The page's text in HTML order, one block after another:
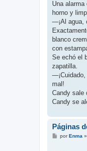
Una
horno y
—¡Al agua,
blanco
con
Se echó el
zapatilla.
mal!
Candy sale
Candy se
Páginas
MporEnma»